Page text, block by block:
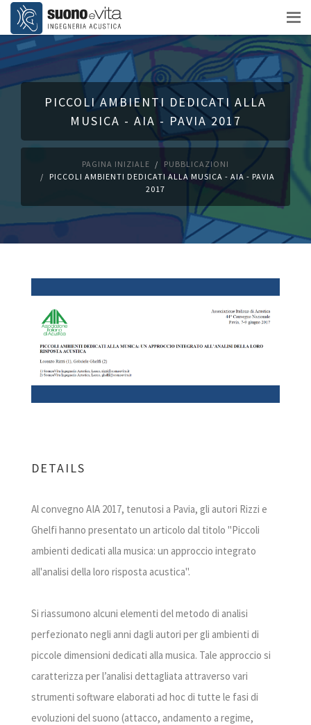
PICCOLI AMBIENTI DEDICATI ALLA
MUSICA - AIA - PAVIA 2017
PAGINA INIZIALE
PUBBLICAZIONI
PICCOLI AMBIENTI DEDICATI ALLA MUSICA - AIA - PAVIA
2017
DETAILS
Al convegno AIA 2017, tenutosi a Pavia, gli autori Rizzi e
Ghelfi hanno presentato un articolo dal titolo "Piccoli
ambienti dedicati alla musica: un approccio integrato
all'analisi della loro risposta acustica".
Si riassumono alcuni elementi del metodo di analisi
perfezionato negli anni dagli autori per gli ambienti di
piccole dimensioni dedicati alla musica. Tale approccio si
caratterizza per l’analisi dettagliata attraverso vari
strumenti software elaborati ad hoc di tutte le fasi di
evoluzioni del suono (attacco, andamento a regime,